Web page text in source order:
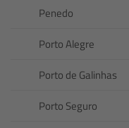
Penedo
Porto Alegre
Porto de Galinhas
Porto Seguro